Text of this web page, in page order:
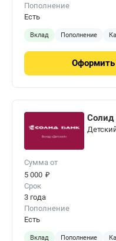
Пополнение
Есть
Вклад Пополнение
Оформить
Солид
Сумма от
5 000 ₽
Срок
3 года
Пополнение
Есть
Вклад Пополнение